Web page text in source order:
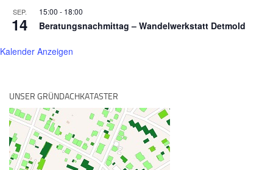
SEP.
14
15:00 - 18:00
Beratungsnachmittag – Wandelwerkstatt Detmold
Kalender Anzeigen
UNSER GRÜNDACHKATASTER